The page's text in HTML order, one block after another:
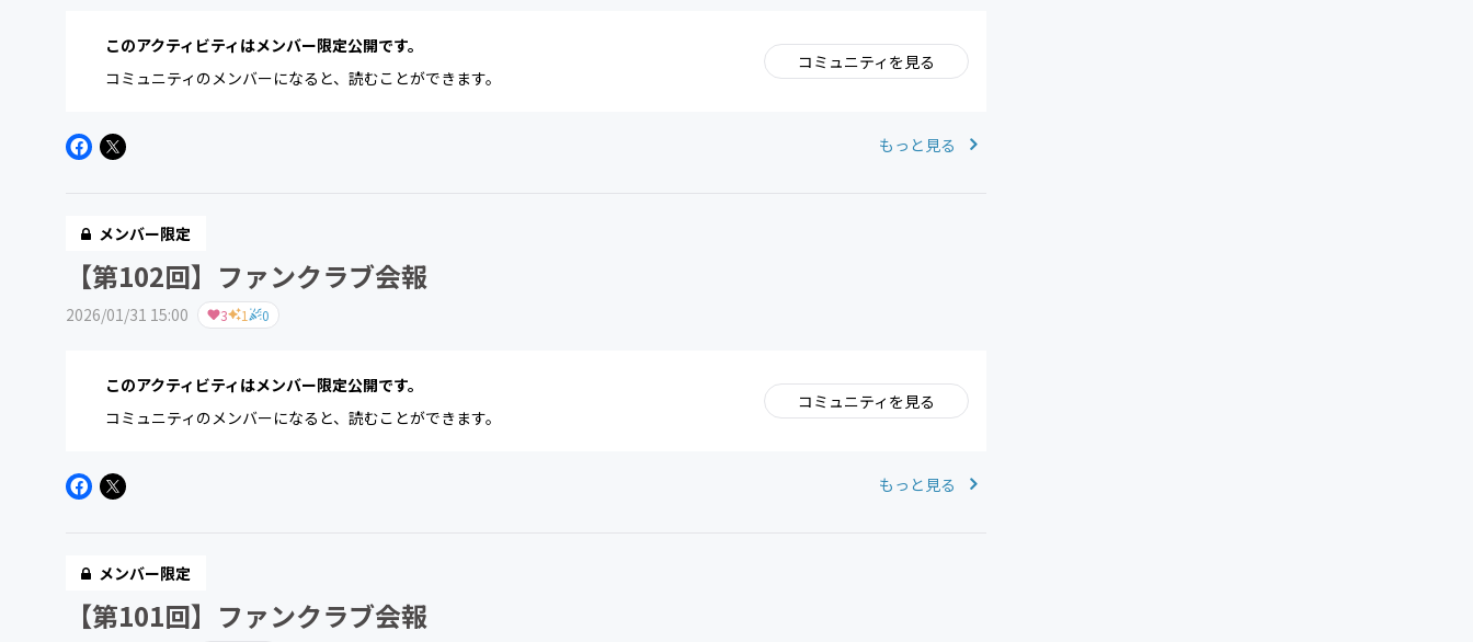
このアクティビティはメンバー限定公開です。
コミュニティのメンバーになると、読むことができます。
コミュニティを見る
もっと見る
メンバー限定
【第102回】ファンクラブ会報
2026/01/31 15:00 3 1 0
このアクティビティはメンバー限定公開です。
コミュニティのメンバーになると、読むことができます。
コミュニティを見る
もっと見る
メンバー限定
【第101回】ファンクラブ会報